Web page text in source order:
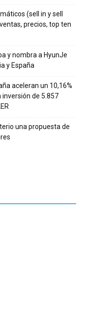
(sell in y sell
precios, top ten
y nombra a HyunJe
y España
aceleran un 10,16%
inversión de 5.857
una propuesta de